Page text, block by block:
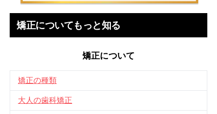
矯正についてもっと知る
矯正について
矯正の種類
大人の歯科矯正